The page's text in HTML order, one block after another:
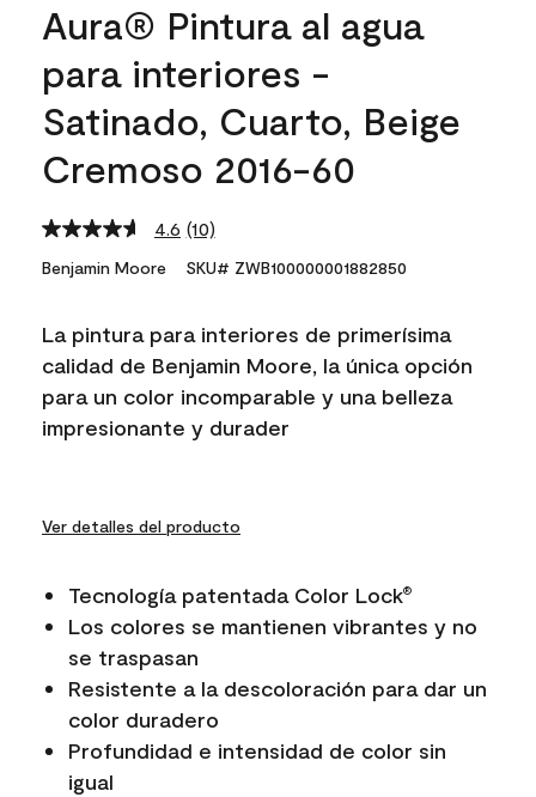
Aura® Pintura al agua
para interiores -
Satinado, Cuarto, Beige
Cremoso 2016-60
4.6 Read
10
Reviews.
link.
(10)
Benjamin Moore SKU# ZWB100000001882850
La pintura para interiores de primerísima
calidad de Benjamin Moore, la única opción
para un color incomparable y una belleza
impresionante y durader
Ver detalles del producto
Tecnología patentada Color Lock®
Los colores se mantienen vibrantes y no
se traspasan
Resistente a la descoloración para dar un
color duradero
Profundidad e intensidad de color sin
igual